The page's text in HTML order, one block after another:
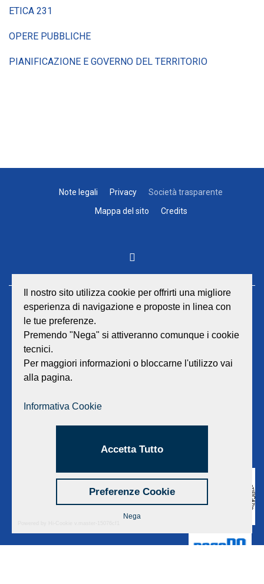
ETICA 231
OPERE PUBBLICHE
PIANIFICAZIONE E GOVERNO DEL TERRITORIO
Note legali Privacy
Società trasparente
Mappa del sito
Credits
GEAT Srl
Sede legale e amministrativa:
Viale Lombardia 17 - 47838 Riccione
Capitale sociale euro 12.233.943,00 I.V.
E-mail:
Il nostro sito utilizza cookie per offrirti una migliore
esperienza di navigazione e proposte in linea con
le tue preferenze.
Premendo "Nega" si attiveranno comunque i cookie
tecnici.
Per maggiori informazioni o bloccarne l'utilizzo vai
alla pagina.
Informativa Cookie
Accetta Tutto
Preferenze Cookie
Nega